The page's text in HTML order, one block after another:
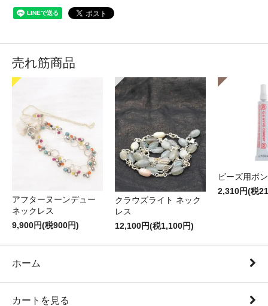
売れ筋商品
アフターヌーンデュー
ネックレス
9,900円(税900円)
クラウズライト ネック
レス
12,100円(税1,100円)
ビーズ用ボ
2,310円(税
ホーム
カートを見る